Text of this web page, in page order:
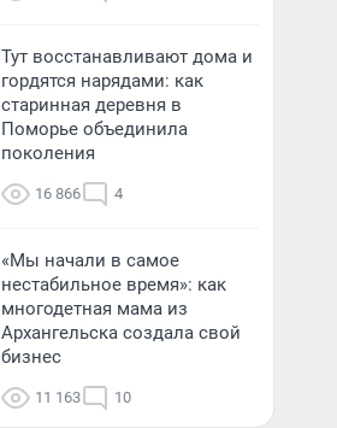
Тут восстанавливают дома и
гордятся нарядами: как
старинная деревня в
Поморье объединила
поколения
16 866 4
«Мы начали в самое
нестабильное время»: как
многодетная мама из
Архангельска создала свой
бизнес
11 163 10